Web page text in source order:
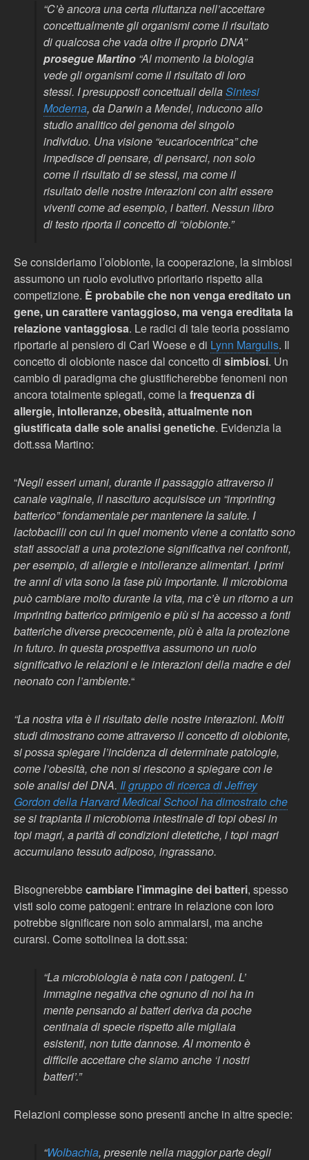
“C’è ancora una certa riluttanza nell’accettare
concettualmente gli organismi come il risultato
di qualcosa che vada oltre il proprio DNA”
prosegue Martino “Al momento la biologia
vede gli organismi come il risultato di loro
stessi. I presupposti concettuali dellaSintesi
Moderna, da Darwin a Mendel, inducono allo
studio analitico del genoma del singolo
individuo. Una visione “eucariocentrica” che
impedisce di pensare, di pensarci, non solo
come il risultato di se stessi, ma come il
risultato delle nostre interazioni con altri essere
viventi come ad esempio, i batteri. Nessun libro
di testo riporta il concetto di “olobionte.”
Se consideriamo l’olobionte, la cooperazione, la simbiosi
assumono un ruolo evolutivo prioritario rispetto alla
competizione. È probabile che non venga ereditato un
gene, un carattere vantaggioso, ma venga ereditata la
relazione vantaggiosa. Le radici di tale teoria possiamo
riportarle al pensiero di Carl Woese e di Lynn Margulis. Il
concetto di olobionte nasce dal concetto di simbiosi. Un
cambio di paradigma che giustificherebbe fenomeni non
ancora totalmente spiegati, come lafrequenza di
allergie, intolleranze, obesità, attualmente non
giustificata dalle sole analisi genetiche. Evidenzia la
dott.ssa Martino:
“Negli esseri umani, durante il passaggio attraverso il
canale vaginale, il nascituro acquisisce un “imprinting
batterico” fondamentale per mantenere la salute. I
lactobacilli con cui in quel momento viene a contatto sono
stati associati a una protezione significativa nei confronti,
per esempio, di allergie e intolleranze alimentari. I primi
tre anni di vita sono la fase più importante. Il microbioma
può cambiare molto durante la vita, ma c’è un ritorno a un
imprinting batterico primigenio e più si ha accesso a fonti
batteriche diverse precocemente, più è alta la protezione
in futuro. In questa prospettiva assumono un ruolo
significativo le relazioni e le interazioni della madre e del
neonato con l’ambiente.“
“La nostra vita è il risultato delle nostre interazioni. Molti
studi dimostrano come attraverso il concetto di olobionte,
si possa spiegare l’incidenza di determinate patologie,
come l’obesità, che non si riescono a spiegare con le
sole analisi del DNA. Il gruppo di ricerca di Jeffrey
Gordon della Harvard Medical School ha dimostrato che
se si trapianta il microbioma intestinale di topi obesi in
topi magri, a parità di condizioni dietetiche, i topi magri
accumulano tessuto adiposo, ingrassano.
Bisognerebbecambiare l’immagine dei batteri, spesso
visti solo come patogeni: entrare in relazione con loro
potrebbe significare non solo ammalarsi, ma anche
curarsi. Come sottolinea la dott.ssa:
“La microbiologia è nata con i patogeni. L’
immagine negativa che ognuno di noi ha in
mente pensando ai batteri deriva da poche
centinaia di specie rispetto alle migliaia
esistenti, non tutte dannose. Al momento è
difficile accettare che siamo anche ‘i nostri
batteri’.”
Relazioni complesse sono presenti anche in altre specie:
“Wolbachia, presente nella maggior parte degli